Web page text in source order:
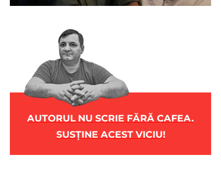
AUTORUL NU SCRIE FĂRĂ CAFEA.
SUSȚINE ACEST VICIU!